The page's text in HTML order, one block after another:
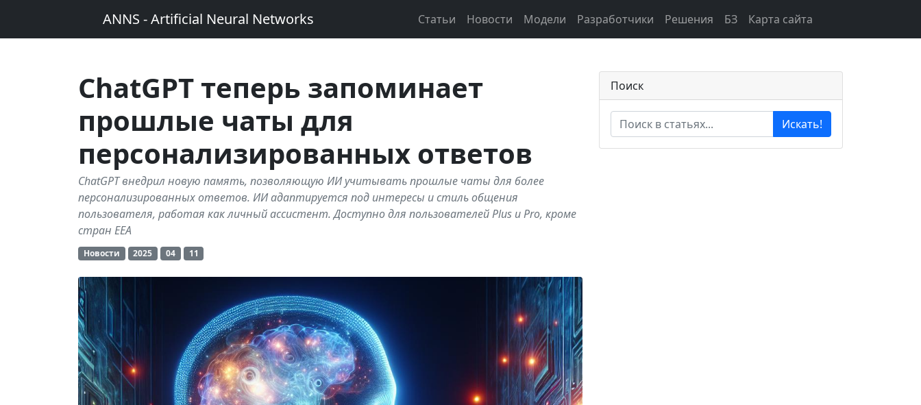
ANNS - Artificial Neural Networks Статьи Новости Модели Разработчики Решения БЗ Карта сайта
ChatGPT теперь запоминает
прошлые чаты для
персонализированных ответов
ChatGPT внедрил новую память, позволяющую ИИ учитывать прошлые чаты для более
персонализированных ответов. ИИ адаптируется под интересы и стиль общения
пользователя, работая как личный ассистент. Доступно для пользователей Plus и Pro, кроме
стран EEA
Новости 2025 04 11
Поиск
Искать!